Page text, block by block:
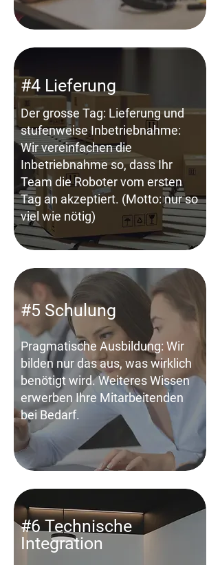
Der grosse Tag: Lieferung und
stufenweise Inbetriebnahme:
Wir vereinfachen die
Inbetriebnahme so, dass Ihr
Team die Roboter vom ersten
Tag an akzeptiert. (Motto: nur so
viel wie nötig)
#4 Lieferung
Pragmatische Ausbildung: Wir
bilden nur das aus, was wirklich
benötigt wird. Weiteres Wissen
erwerben Ihre Mitarbeitenden
bei Bedarf.
#5 Schulung
#6 Technische
Integration